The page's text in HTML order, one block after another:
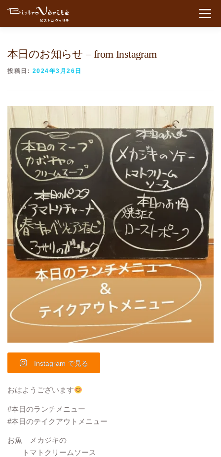
コンテンツへスキップ
メニュ
本日のお知らせ – from Instagram
投稿日: 2024年3月26日
Instagram で見る
おはようございます
#本日のランチメニュー
#本日のテイクアウトメニュー
お魚 メカジキの
トマトクリームソース